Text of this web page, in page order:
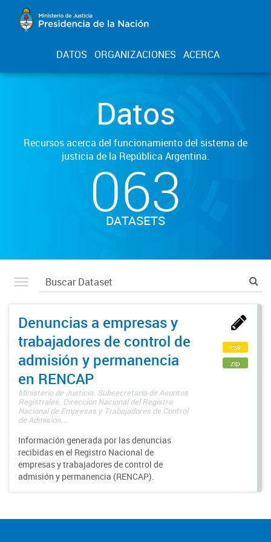
DATOS ORGANIZACIONES ACERCA
Datos
Recursos acerca del funcionamiento del sistema de
justicia de la República Argentina.
063
DATASETS
Denuncias a empresas y
trabajadores de control de
admisión y permanencia
en RENCAP
Ministerio de Justicia. Subsecretaría de Asuntos
Registrales. Dirección Nacional del Registro
Nacional de Empresas y Trabajadores de Control
de Admisión...
Información generada por las denuncias
recibidas en el Registro Nacional de
empresas y trabajadores de control de
admisión y permanencia (RENCAP).
csv
zip